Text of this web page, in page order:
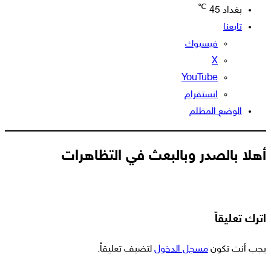
بغداد 45
℃
تابعنا
فيسبوك
‫X
‫YouTube
انستقرام
الوضع المظلم
أهلا بالصدر وبالبعث في التظاهرات
اترك تعليقاً
يجب أنت تكون مسجل الدخول لتضيف تعليقاً.